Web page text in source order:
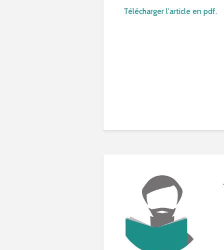
Télécharger l'article en pdf.